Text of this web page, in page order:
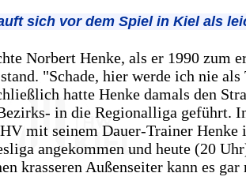
sich vor dem Spiel in Kiel als
Norbert Henke, als er 1990 zum
"Schade, hier werde ich nie als
hatte Henke damals den
in die Regionalliga geführt.
mit seinem Dauer-Trainer Henke
angekommen und heute (20
krasseren Außenseiter kann es gar